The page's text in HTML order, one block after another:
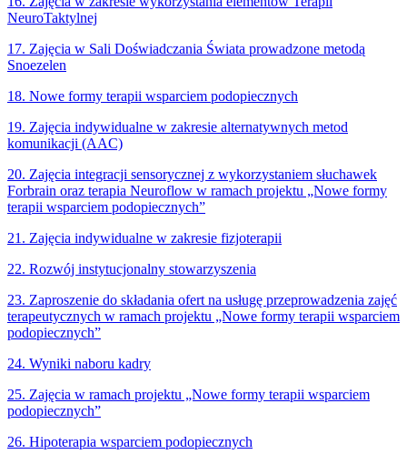
NeuroTaktylnej
17. Zajęcia w Sali Doświadczania Świata prowadzone metodą
Snoezelen
18. Nowe formy terapii wsparciem podopiecznych
19. Zajęcia indywidualne w zakresie alternatywnych metod
komunikacji (AAC)
20. Zajęcia integracji sensorycznej z wykorzystaniem słuchawek
Forbrain oraz terapia Neuroflow w ramach projektu „Nowe formy
terapii wsparciem podopiecznych”
21. Zajęcia indywidualne w zakresie fizjoterapii
22. Rozwój instytucjonalny stowarzyszenia
23. Zaproszenie do składania ofert na usługę przeprowadzenia zajęć
terapeutycznych w ramach projektu „Nowe formy terapii wsparciem
podopiecznych”
24. Wyniki naboru kadry
25. Zajęcia w ramach projektu „Nowe formy terapii wsparciem
podopiecznych”
26. Hipoterapia wsparciem podopiecznych